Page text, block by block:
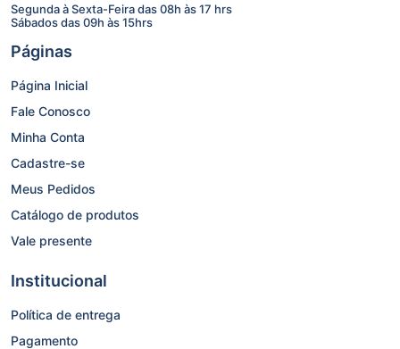
Segunda à Sexta-Feira das 08h às 17 hrs
Sábados das 09h às 15hrs
Páginas
Página Inicial
Fale Conosco
Minha Conta
Cadastre-se
Meus Pedidos
Catálogo de produtos
Vale presente
Institucional
Política de entrega
Pagamento